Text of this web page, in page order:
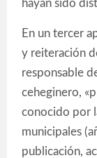
hayan sido
En un tercer
y reiteración
responsable
ceheginero,
conocido por
municipales
publicación,